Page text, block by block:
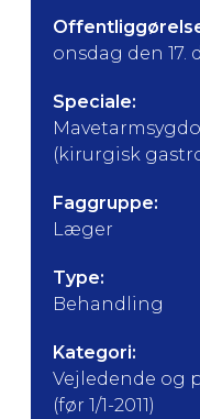
onsdag den 17.
Speciale:
(kirurgisk
Faggruppe:
Læger
Type:
Behandling
Kategori:
Vejledende og
(før 1/1-2011)